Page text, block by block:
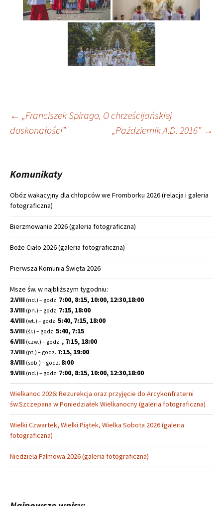
Nawigacja
← „Franciszek Spirago, O chrześcijańskiej
doskonałości”
„Październik A.D. 2016” →
Komunikaty
Obóz wakacyjny dla chłopców we Fromborku 2026 (relacja i galeria
fotograficzna)
Bierzmowanie 2026 (galeria fotograficzna)
Boże Ciało 2026 (galeria fotograficzna)
Pierwsza Komunia Święta 2026
Msze św. w najbliższym tygodniu:
2.VIII (nd.) – godz. 7:00, 8:15, 10:00, 12:30,18:00
3.VIII (pn.) – godz. 7:15, 18:00
4.VIII (wt.) – godz. 5:40, 7:15, 18:00
5.VIII (śr.) – godz. 5:40, 7:15
6.VIII (czw.) – godz. , 7:15, 18:00
7.VIII (pt.) – godz. 7:15, 19:00
8.VIII (sob.) – godz. 8:00
9.VIII (nd.) – godz. 7:00, 8:15, 10:00, 12:30,18:00
Wielkanoc 2026: Rezurekcja oraz przyjęcie do Arcykonfraterni
św.Szczepana w Poniedziałek Wielkanocny (galeria fotograficzna)
Wielki Czwartek, Wielki Piątek, Wielka Sobota 2026 (galeria
fotograficzna)
Niedziela Palmowa 2026 (galeria fotograficzna)